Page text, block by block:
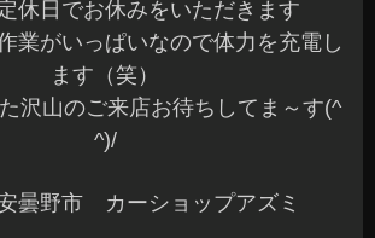
休日でお休みをいただきます
業がいっぱいなので体力を充電し
ます（笑）
沢山のご来店お待ちしてま～す(^
^)/
曇野市 カーショップアズミ